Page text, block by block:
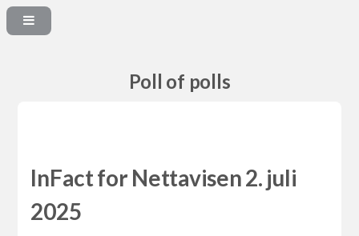
Poll of polls
InFact for Nettavisen 2. juli
2025